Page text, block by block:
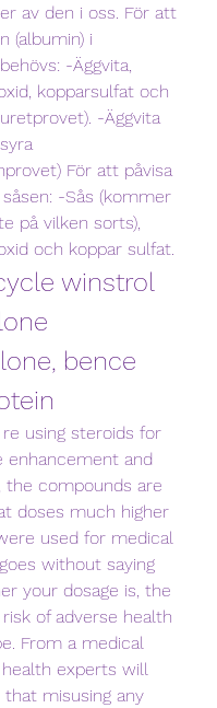
av den i oss. För att
(albumin) i
-Äggvita,
kopparsulfat och
-Äggvita
För att påvisa
-Sås (kommer
på vilken sorts),
och koppar sulfat.
winstrol
bence
using steroids for
enhancement and
the compounds are
doses much higher
used for medical
without saying
your dosage is, the
of adverse health
From a medical
experts will
misusing any